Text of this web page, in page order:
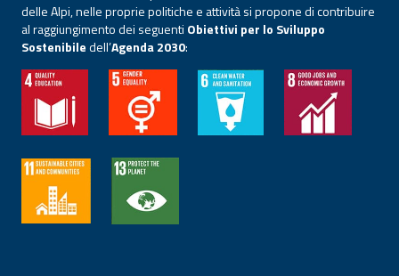
delle Alpi, nelle proprie politiche e attività si propone di contribuire
al raggiungimento dei seguenti Obiettivi per lo Sviluppo
Sostenibiledell’Agenda 2030: